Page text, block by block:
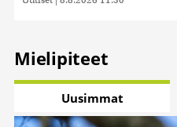
Mielipiteet
Uusimmat